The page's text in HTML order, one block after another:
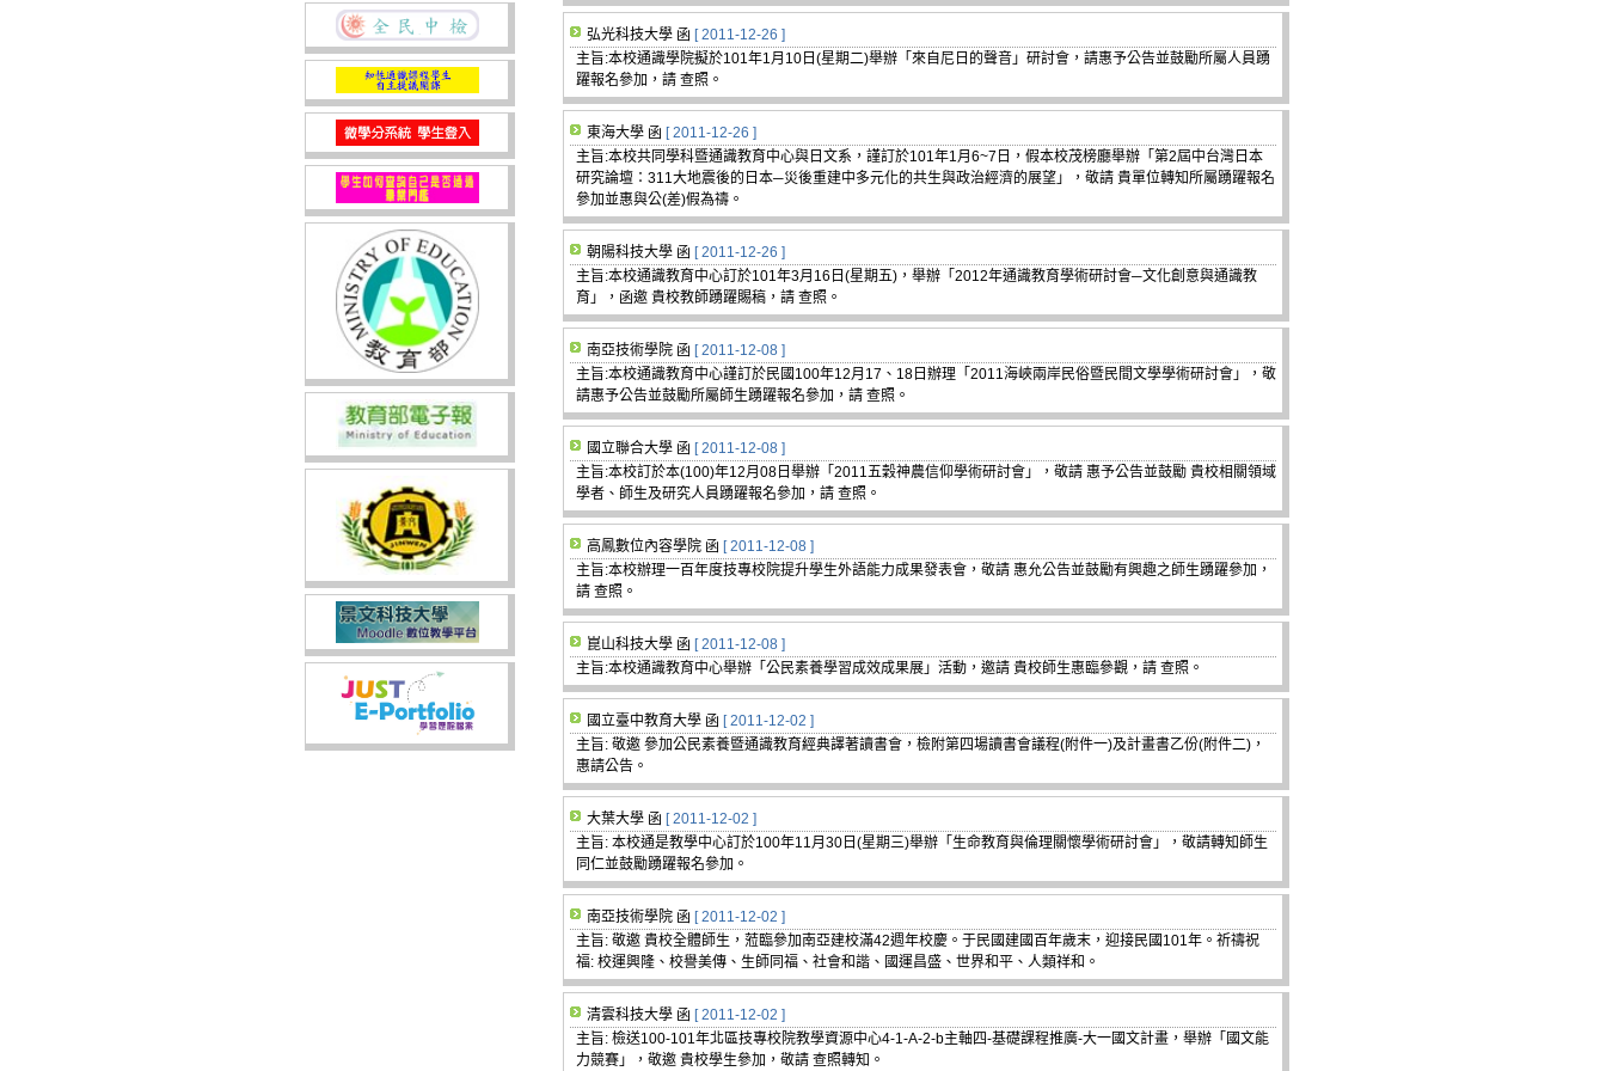
弘光科技大學 函 [ 2011-12-26 ]
主旨:本校通識學院擬於101年1月10日(星期二)舉辦「來自尼日的聲音」研討會，請惠予公告並鼓勵所屬人員踴
躍報名參加，請 查照。
東海大學 函 [ 2011-12-26 ]
主旨:本校共同學科暨通識教育中心與日文系，謹訂於101年1月6~7日，假本校茂榜廳舉辦「第2屆中台灣日本
研究論壇：311大地震後的日本─災後重建中多元化的共生與政治經濟的展望」，敬請 貴單位轉知所屬踴躍報名
參加並惠與公(差)假為禱。
朝陽科技大學 函 [ 2011-12-26 ]
主旨:本校通識教育中心訂於101年3月16日(星期五)，舉辦「2012年通識教育學術研討會─文化創意與通識教
育」，函邀 貴校教師踴躍賜稿，請 查照。
南亞技術學院 函 [ 2011-12-08 ]
主旨:本校通識教育中心謹訂於民國100年12月17、18日辦理「2011海峽兩岸民俗暨民間文學學術研討會」，敬
請惠予公告並鼓勵所屬師生踴躍報名參加，請 查照。
國立聯合大學 函 [ 2011-12-08 ]
主旨:本校訂於本(100)年12月08日舉辦「2011五穀神農信仰學術研討會」，敬請 惠予公告並鼓勵 貴校相關領域
學者、師生及研究人員踴躍報名參加，請 查照。
高鳳數位內容學院 函 [ 2011-12-08 ]
主旨:本校辦理一百年度技專校院提升學生外語能力成果發表會，敬請 惠允公告並鼓勵有興趣之師生踴躍參加，
請 查照。
崑山科技大學 函 [ 2011-12-08 ]
主旨:本校通識教育中心舉辦「公民素養學習成效成果展」活動，邀請 貴校師生惠臨參觀，請 查照。
國立臺中教育大學 函 [ 2011-12-02 ]
主旨: 敬邀 參加公民素養暨通識教育經典譯著讀書會，檢附第四場讀書會議程(附件一)及計畫書乙份(附件二)，
惠請公告。
大葉大學 函 [ 2011-12-02 ]
主旨: 本校通是教學中心訂於100年11月30日(星期三)舉辦「生命教育與倫理關懷學術研討會」，敬請轉知師生
同仁並鼓勵踴躍報名參加。
南亞技術學院 函 [ 2011-12-02 ]
主旨: 敬邀 貴校全體師生，蒞臨參加南亞建校滿42週年校慶。于民國建國百年歲末，迎接民國101年。祈禱祝
福: 校運興隆、校譽美傳、生師同福、社會和諧、國運昌盛、世界和平、人類祥和。
清雲科技大學 函 [ 2011-12-02 ]
主旨: 檢送100-101年北區技專校院教學資源中心4-1-A-2-b主軸四-基礎課程推廣-大一國文計畫，舉辦「國文能
力競賽」，敬邀 貴校學生參加，敬請 查照轉知。